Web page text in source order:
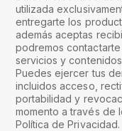
utilizada
entregarte los
además aceptas
podremos
servicios y
Puedes ejercer tus
incluidos acceso,
portabilidad y
momento a través de
Política de Privacidad.